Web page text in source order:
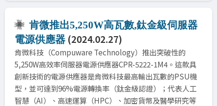
肯微推出5,250W高瓦數,鈦金級伺服器
電源供應器 (2024.02.27)
肯微科技（Compuware Technology）推出突破性的
5,250W高效率伺服器電源供應器CPR-5222-1M4。這款具
創新技術的電源供應器是肯微科技最高輸出瓦數的PSU機
型，並可達到96%電源轉換率（鈦金級認證）；代表人工
智慧（AI）、高速運算（HPC）、加密貨幣及醫學研究等